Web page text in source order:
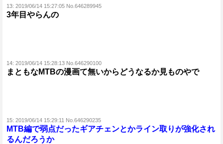
13: 2019/06/14 15:27:05 No.646289945
3年目やらんの
14: 2019/06/14 15:28:13 No.646290100
まともなMTBの漫画て無いからどうなるか見ものやで
15: 2019/06/14 15:29:11 No.646290235
MTB編で弱点だったギアチェンとかライン取りが強化され
るんだろうか